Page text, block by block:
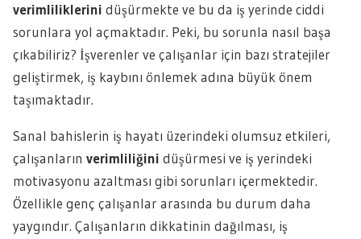
verimliliklerini düşürmekte ve bu da iş yerinde ciddi
sorunlara yol açmaktadır. Peki, bu sorunla nasıl başa
çıkabiliriz? İşverenler ve çalışanlar için bazı stratejiler
geliştirmek, iş kaybını önlemek adına büyük önem
taşımaktadır.
Sanal bahislerin iş hayatı üzerindeki olumsuz etkileri,
çalışanların verimliliğini düşürmesi ve iş yerindeki
motivasyonu azaltması gibi sorunları içermektedir.
Özellikle genç çalışanlar arasında bu durum daha
yaygındır. Çalışanların dikkatinin dağılması, iş